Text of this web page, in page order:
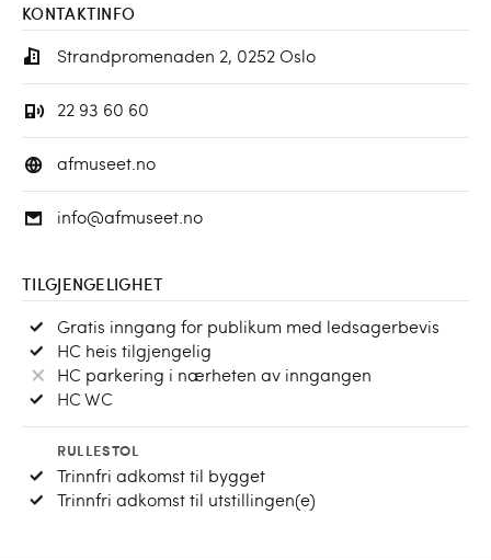
KONTAKTINFO
Strandpromenaden 2, 0252 Oslo
22 93 60 60
afmuseet.no
info@afmuseet.no
TILGJENGELIGHET
Gratis inngang for publikum med ledsagerbevis
HC heis tilgjengelig
HC parkering i nærheten av inngangen
HC WC
RULLESTOL
Trinnfri adkomst til bygget
Trinnfri adkomst til utstillingen(e)